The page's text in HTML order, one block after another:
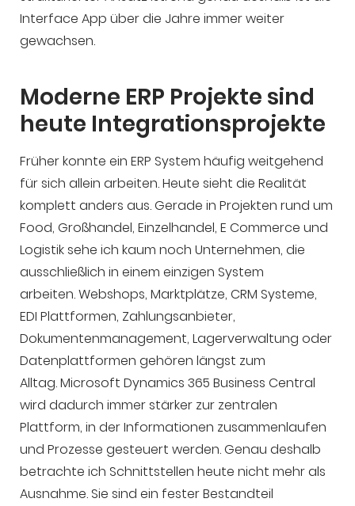
Interface App über die Jahre immer weiter
gewachsen.
Moderne ERP Projekte sind
heute Integrationsprojekte
Früher konnte ein ERP System häufig weitgehend
für sich allein arbeiten. Heute sieht die Realität
komplett anders aus. Gerade in Projekten rund um
Food, Großhandel, Einzelhandel, E Commerce und
Logistik sehe ich kaum noch Unternehmen, die
ausschließlich in einem einzigen System
arbeiten. Webshops, Marktplätze, CRM Systeme,
EDI Plattformen, Zahlungsanbieter,
Dokumentenmanagement, Lagerverwaltung oder
Datenplattformen gehören längst zum
Alltag. Microsoft Dynamics 365 Business Central
wird dadurch immer stärker zur zentralen
Plattform, in der Informationen zusammenlaufen
und Prozesse gesteuert werden. Genau deshalb
betrachte ich Schnittstellen heute nicht mehr als
Ausnahme. Sie sind ein fester Bestandteil